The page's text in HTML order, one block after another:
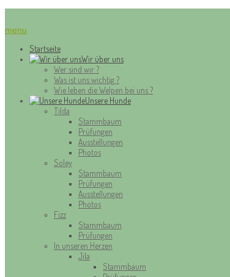
menu
Startseite
Wir über uns
Wer sind wir ?
Was ist uns wichtig ?
Wie leben die Welpen bei uns ?
Unsere Hunde
Tilda
Stammbaum
Prüfungen
Ausstellungen
Photos
Soley
Stammbaum
Prüfungen
Ausstellungen
Photos
Fizz
Stammbaum
Prüfungen
In unseren Herzen
Jila
Stammbaum